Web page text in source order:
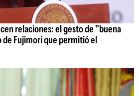
relaciones: el gesto de "buena
Fujimori que permitió el